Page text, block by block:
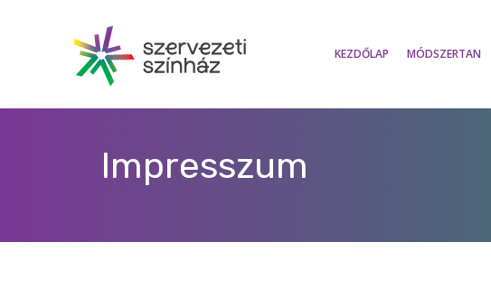
tartalomba
KEZDŐLAP MÓDSZERTAN
Impresszum